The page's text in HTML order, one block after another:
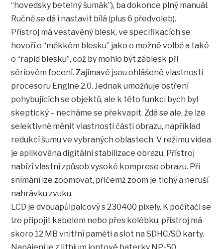
“hovedsky betelný šumák”), ba dokonce plný manuál.
Ručně se dá i nastavit bílá (plus 6 předvoleb).
Přístroj má vestavěný blesk, ve specifikacích se
hovoří o “měkkém blesku” jako o možné volbě a také
o “rapid blesku”, což by mohlo být záblesk při
sériovém focení. Zajímavé jsou ohlášené vlastnosti
procesoru Engine 2.0. Jednak umožňuje ostření
pohybujících se objektů, ale k této funkci bych byl
skeptický – necháme se překvapit. Zdá se ale, že lze
selektivně měnit vlastnosti části obrazu, například
redukcí šumu ve vybraných oblastech. V režimu videa
je aplikována digitální stabilizace obrazu. Přístroj
nabízí vlastní způsob vysoké komprese obrazu. Při
snímání lze zoomovat, přičemž zoom je tichý a neruší
nahrávku zvuku.
LCD je dvouapůlpalcový s 230400 pixely. K počítači se
lze připojit kabelem nebo přes kolébku, přístroj má
skoro 12 MB vnitřní paměti a slot na SDHC/SD karty.